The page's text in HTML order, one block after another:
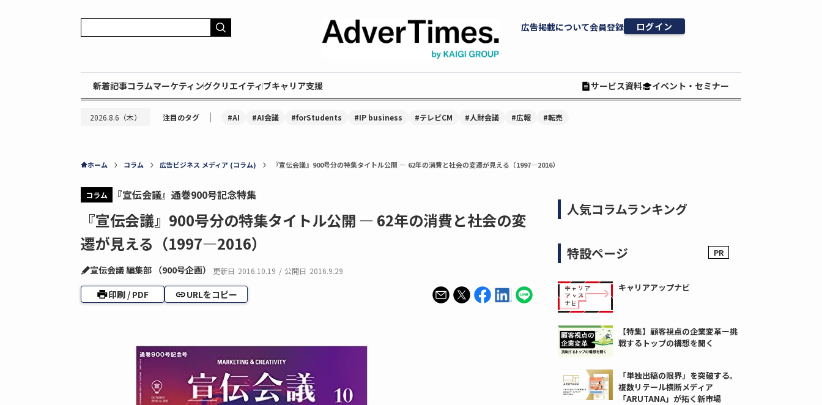
広告掲載について会員登録 ログイン
新着記事コラムマーケティングクリエイティブキャリア支援 サービス資料 イベント・セミナー
2026.8.6（木） 注目のタグ ｜ #AI #AI会議 #forStudents #IP business #テレビCM #人財会議 #広報 #転売
ホーム コラム 広告ビジネス メディア (コラム) 『宣伝会議』900号分の特集タイトル公開 — 62年の消費と社会の変遷が見える（1997—2016）
コラム 『宣伝会議』通巻900号記念特集
『宣伝会議』900号分の特集タイトル公開 — 62年の消費と社会の変
遷が見える（1997—2016）
宣伝会議 編集部 （900号企画） 更新日 2016.10.19 / 公開日 2016.9.29
印刷 / PDF URLをコピー
人気コラムランキング
特設ページ
キャリアアップナビ
【特集】顧客視点の企業変革ー挑
戦するトップの構想を聞く
「単独出稿の限界」を突破する。
複数リテール横断メディア
「ARUTANA」が拓く新市場